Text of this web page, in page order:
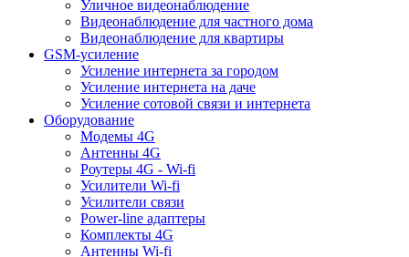
Уличное видеонаблюдение
Видеонаблюдение для частного дома
Видеонаблюдение для квартиры
GSM-усиление
Усиление интернета за городом
Усиление интернета на даче
Усиление сотовой связи и интернета
Оборудование
Модемы 4G
Антенны 4G
Роутеры 4G - Wi-fi
Усилители Wi-fi
Усилители связи
Power-line адаптеры
Комплекты 4G
Антенны Wi-fi